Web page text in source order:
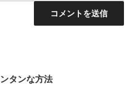
タンな方法